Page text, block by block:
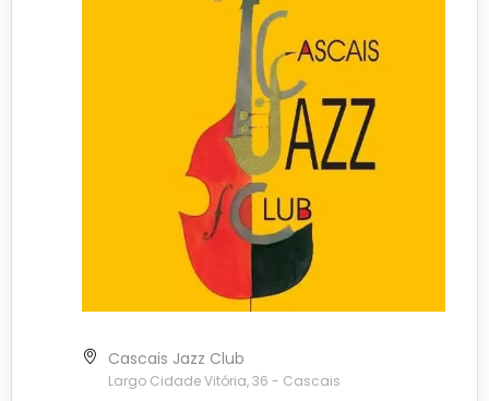
Cascais Jazz Club
Largo Cidade Vitória, 36 - Cascais